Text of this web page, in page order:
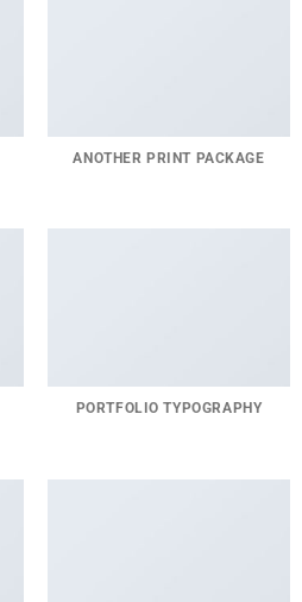
ANOTHER PRINT PACKAGE
PORTFOLIO TYPOGRAPHY